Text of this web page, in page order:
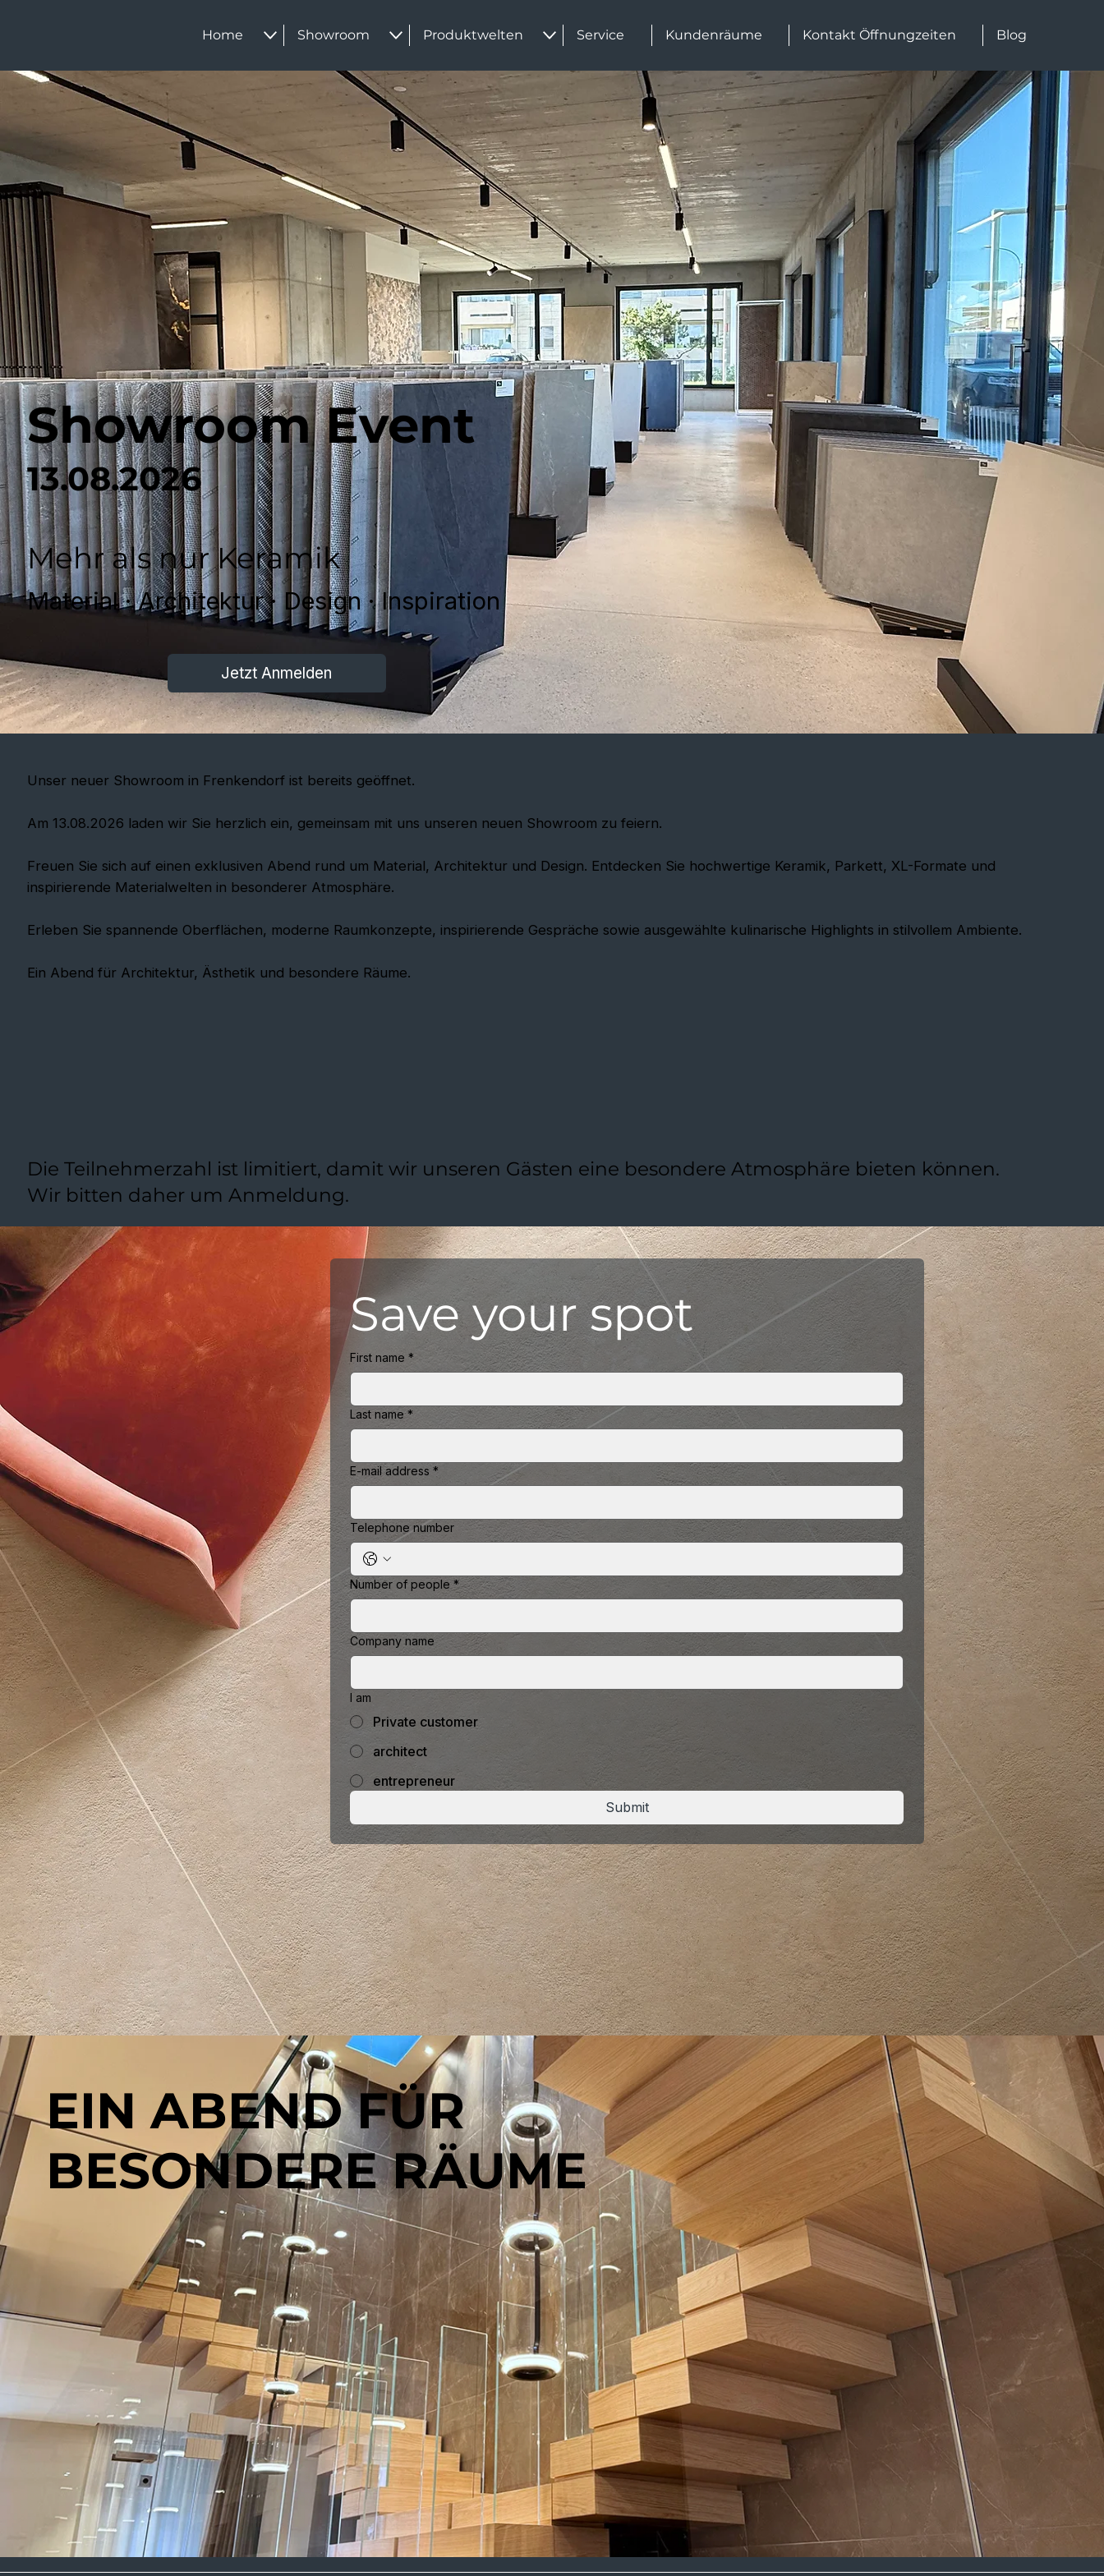
Home Showroom Produktwelten Service Kundenräume Kontakt Öffnungzeiten Blog
Showroom Event
13.08.2026
Mehr als nur Keramik
Material · Architektur · Design · Inspiration
Jetzt Anmelden
Unser neuer Showroom in Frenkendorf ist bereits geöffnet.
Am 13.08.2026 laden wir Sie herzlich ein, gemeinsam mit uns unseren neuen Showroom zu feiern.
Freuen Sie sich auf einen exklusiven Abend rund um Material, Architektur und Design. Entdecken Sie hochwertige Keramik, Parkett, XL-Formate und
inspirierende Materialwelten in besonderer Atmosphäre.
Erleben Sie spannende Oberflächen, moderne Raumkonzepte, inspirierende Gespräche sowie ausgewählte kulinarische Highlights in stilvollem Ambiente.
Ein Abend für Architektur, Ästhetik und besondere Räume.
Die Teilnehmerzahl ist limitiert, damit wir unseren Gästen eine besondere Atmosphäre bieten können.
Wir bitten daher um Anmeldung.
Save your spot
First name *
Last name *
E-mail address *
Telephone number
Number of people *
Company name
I am
Private customer
architect
entrepreneur
Submit
EIN ABEND FÜR
BESONDERE RÄUME